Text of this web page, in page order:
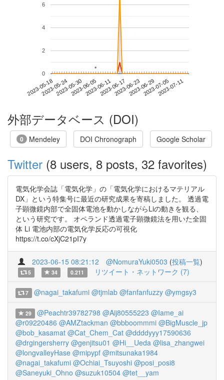
2023-05-182023-05-242023-05-302023-06-052023-06-112023-06-172023-06-232023-06-292023-07-052023-07-11
0
2
4
6
**
外部データベース (DOI)
0 Mendeley DOI Chronograph Google Scholar
Twitter (8 users, 8 posts, 32 favorites)
電気化学会誌「電気化学」の「電気化学におけるマテリアル
DX」という特集号に最近の研究成果を寄稿しました。 透過電
子顕微鏡内部で全固体電池を動かしながらLiの動きを観る、
という研究です。 オペランド透過電子顕微鏡法を用いた全固
体 Li 電池内部の電気化学反応の可視化
https://t.co/cXjC21pI7y
2023-06-15 08:21:12 @NomuraYuki0503 (投稿一覧)
5 34 0.211 リツイート・ネットワーク (7)
7 @nagai_takafumi @tjmlab @fanfanfuzzy @ymgsy3
29 @Peachtr39782798 @Aij80555223 @Iame_ai
@r09220486 @AMZtackman @bbboommmi @BigMuscle_jp
@bob_kasamat @Cat_Chem_Cat @ddddyyy17590636
@drgingersherry @genjitsu01 @Hi__Ueda @lisa_zhangwei
@longvalleyHase @mipypf @mitsunaka1984
@nagai_takafumi @Ochiai_Tsuyoshi @posi_posi8
@Saneyuki_Ohno @suzuk10504 @tet__yam